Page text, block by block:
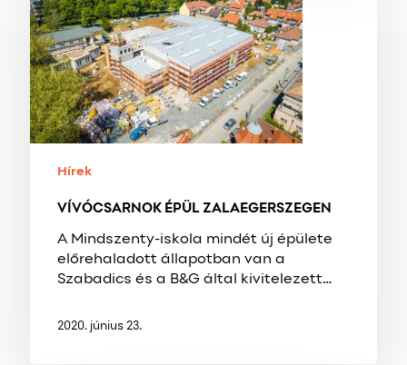
ZALAEGERSZEGEN
Hírek
VÍVÓCSARNOK ÉPÜL ZALAEGERSZEGEN
A Mindszenty-iskola mindét új épülete
előrehaladott állapotban van a
Szabadics és a B&G által kivitelezett…
2020. június 23.